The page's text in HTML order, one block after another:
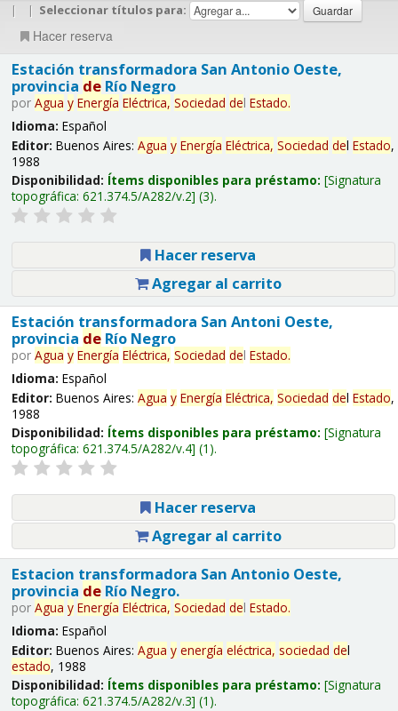
| | Seleccionar títulos para:
Hacer reserva
Estación transformadora San Antonio Oeste,
provincia deRío Negro
por Agua y Energía Eléctrica, Sociedad del Estado.
Idioma: Español
Editor: Buenos Aires: Agua y Energía Eléctrica, Sociedad del Estado,
1988
Disponibilidad: Ítems disponibles para préstamo: Signatura
topográfica: 621.374.5/A282/v.2 (3).
Hacer reserva
Agregar al carrito
Estación transformadora San Antoni Oeste,
provincia deRío Negro
por Agua y Energía Eléctrica, Sociedad del Estado.
Idioma: Español
Editor: Buenos Aires: Agua y Energía Eléctrica, Sociedad del Estado,
1988
Disponibilidad: Ítems disponibles para préstamo: Signatura
topográfica: 621.374.5/A282/v.4 (1).
Hacer reserva
Agregar al carrito
Estacion transformadora San Antonio Oeste,
provincia deRío Negro.
por Agua y Energía Eléctrica, Sociedad del Estado.
Idioma: Español
Editor: Buenos Aires: Agua y energía eléctrica, sociedad del
estado, 1988
Disponibilidad: Ítems disponibles para préstamo: Signatura
topográfica: 621.374.5/A282/v.3 (1).